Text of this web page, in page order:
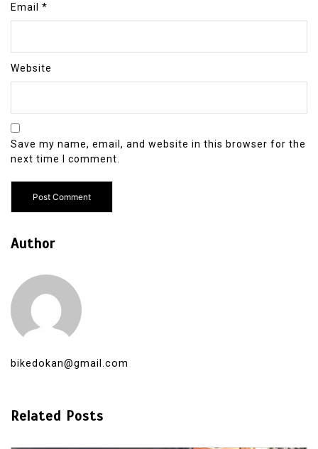
Email *
Website
Save my name, email, and website in this browser for the
next time I comment.
Author
bikedokan@gmail.com
Related Posts